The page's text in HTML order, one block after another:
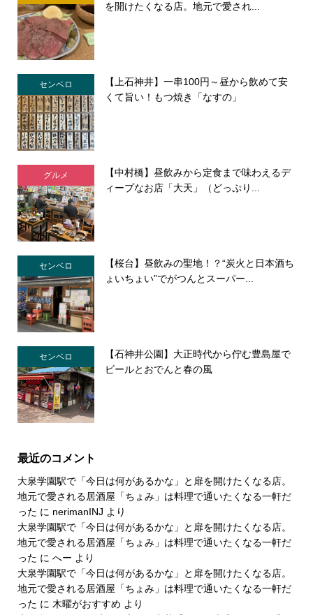
を開けたくなる店。地元で愛され...
センベロ
【上石神井】一串100円～昼から飲めて安
くて旨い！もつ焼き「なすの」
グルメ
【中村橋】昼飲みから定食まで味わえるデ
ィープなお店「大天」（どっぷり...
センベロ
【桜台】昼飲みの聖地！？“炭火と日本酒ち
ょいちょい”でがつんとスーパー...
センベロ
【石神井公園】大正時代から佇む豊島屋で
ビールとおでんと春の風
最近のコメント
大泉学園駅で「今日は何があるかな」と扉を開けたくなる店。
地元で愛される居酒屋「ちょみ」は料理で通いたくなる一軒だ
った に nerimanINJ より
大泉学園駅で「今日は何があるかな」と扉を開けたくなる店。
地元で愛される居酒屋「ちょみ」は料理で通いたくなる一軒だ
った に へー より
大泉学園駅で「今日は何があるかな」と扉を開けたくなる店。
地元で愛される居酒屋「ちょみ」は料理で通いたくなる一軒だ
った に 木曜がおすすめ より